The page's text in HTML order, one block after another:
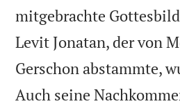
mitgebrachte
Levit Jonatan, der von
Gerschon abstammte,
Auch seine